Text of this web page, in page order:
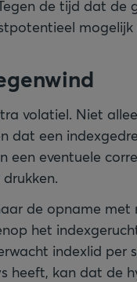
de tijd dat de
mogelijk
volatiel. Niet
dat een
eventuele
de opname met
het
indexlid per
heeft, kan dat de